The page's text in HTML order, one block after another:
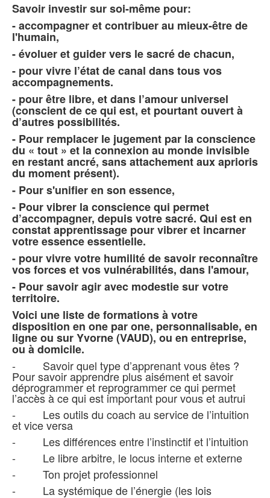
Savoir investir sur soi-même pour:
- accompagner et contribuer au mieux-être de
l'humain,
- évoluer et guider vers le sacré de chacun,
- pour vivre l’état de canal dans tous vos
accompagnements.
- pour être libre, et dans l’amour universel
(conscient de ce qui est, et pourtant ouvert à
d’autres possibilités.
- Pour remplacer le jugement par la conscience
du « tout » et la connexion au monde invisible
en restant ancré, sans attachement aux aprioris
du moment présent).
- Pour s'unifier en son essence,
- Pour vibrer la conscience qui permet
d’accompagner, depuis votre sacré. Qui est en
constat apprentissage pour vibrer et incarner
votre essence essentielle.
- pour vivre votre humilité de savoir reconnaître
vos forces et vos vulnérabilités, dans l'amour,
- Pour savoir agir avec modestie sur votre
territoire.
Voici une liste de formations à votre
disposition en one par one, personnalisable, en
ligne ou sur Yvorne (VAUD), ou en entreprise,
ou à domicile.
- Savoir quel type d’apprenant vous êtes ?
Pour savoir apprendre plus aisément et savoir
déprogrammer et reprogrammer ce qui permet
l’accès à ce qui est important pour vous et autrui
- Les outils du coach au service de l’intuition
et vice versa
- Les différences entre l’instinctif et l’intuition
- Le libre arbitre, le locus interne et externe
- Ton projet professionnel
- La systémique de l’énergie (les lois